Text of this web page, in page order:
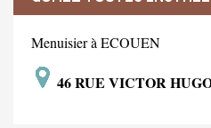
Menuisier à ECOUEN
46 RUE VICTOR